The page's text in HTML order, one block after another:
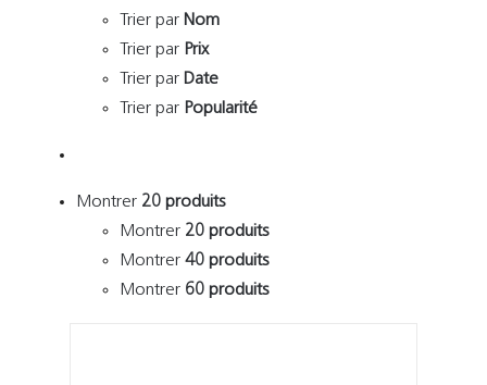
Trier par Nom
Trier par Prix
Trier par Date
Trier par Popularité
Montrer 20 produits
Montrer 20 produits
Montrer 40 produits
Montrer 60 produits